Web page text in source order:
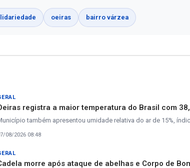
oeiras bairro várzea
registra a maior temperatura do Brasil com
também apresentou umidade relativa do ar de 15%,
08/2026 08:48
morre após ataque de abelhas e Corpo de